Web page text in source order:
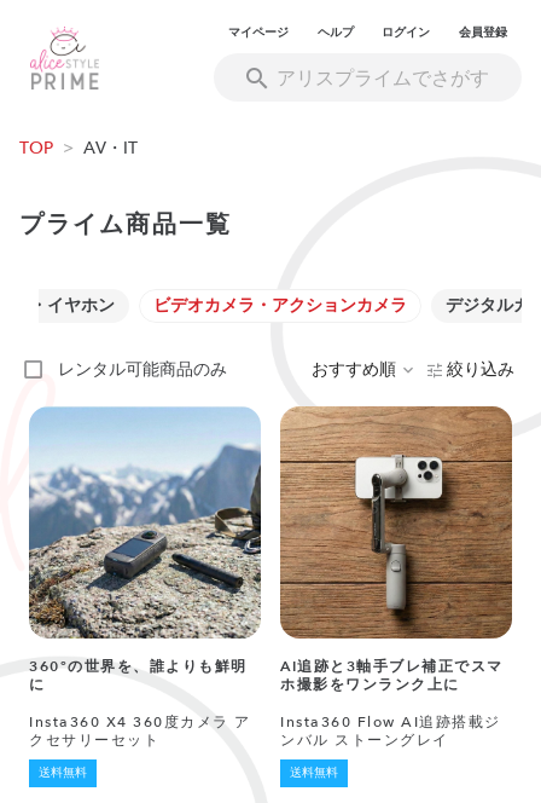
マイページ ヘルプ ログイン 会員登録
TOP > AV・IT
プライム商品一覧
ン・イヤホン ビデオカメラ・アクションカメラ デジタルカ
レンタル可能商品のみ おすすめ順 絞り込み
360°の世界を、誰よりも鮮明
に
Insta360 X4 360度カメラ ア
クセサリーセット
送料無料
AI追跡と3軸手ブレ補正でスマ
ホ撮影をワンランク上に
Insta360 Flow AI追跡搭載ジ
ンバル ストーングレイ
送料無料